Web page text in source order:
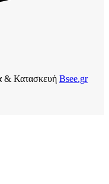
& Κατασκευή Bsee.gr